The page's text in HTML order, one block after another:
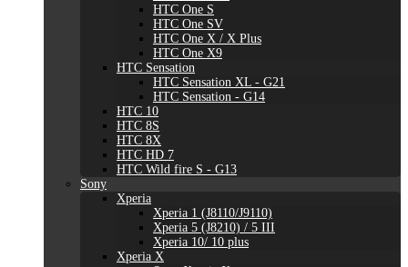
HTC One S
HTC One SV
HTC One X / X Plus
HTC One X9
HTC Sensation
HTC Sensation XL - G21
HTC Sensation - G14
HTC 10
HTC 8S
HTC 8X
HTC HD 7
HTC Wild fire S - G13
Sony
Xperia
Xperia 1 (J8110/J9110)
Xperia 5 (J8210) / 5 III
Xperia 10/ 10 plus
Xperia X